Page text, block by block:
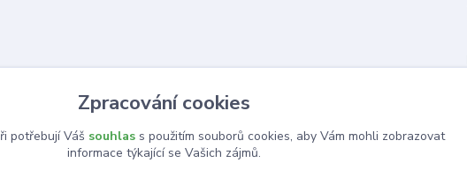
Zpracování cookies
potřebují Váš souhlass použitím souborů cookies, aby Vám mohli zobrazovat
informace týkající se Vašich zájmů.